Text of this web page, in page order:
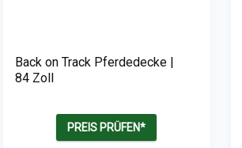
Back on Track Pferdedecke |
84 Zoll
PREIS PRÜFEN*